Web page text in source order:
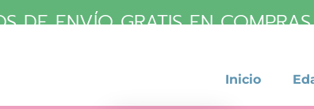
DE ENVÍO GRATIS EN
Inicio